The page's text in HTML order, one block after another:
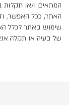
המתאים ו/או תקלות
האתר, ככל האפשר,
שימוש באתר לכלל
של בעיה או תקלה